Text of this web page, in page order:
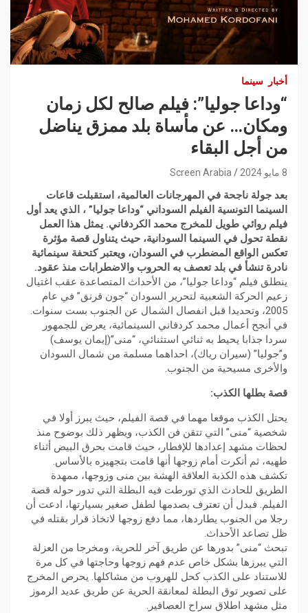
أخبار سينما
“وداعا جوليا”: فيلم صالح لكل زمان
ومكان… عن مأساة بلد ممزق يناضل
من أجل البقاء
8 مايو 2024 Screen Arabia
بعد جولة ناجحة في المهرجانات العالمية، استقبلت قاعات
السينما التونسية الفيلم السوداني “وداعا جوليا” ، الذي يعد أول
فيلم روائي طويل للمخرج محمد الكردفاني. يمثل هذا العمل
نقطة تحول في السينما السودانية، حيث يتناول قصة مؤثرة
تعكس الواقع المضطرب في السودان، ويعتبر كتحفة سينمائية
نادرة تنشأ في بلد تعصف به الحروب والاضطرابات منذ عقود.
ينطلق فيلم “وداعا جوليا”، من الأحداث المتصاعدة عقب اغتيال
زعيم الحركة الشعبية لتحرير السودان “جون قرنق” في عام
2005، وتحديدا قبل انفصال الشمال عن الجنوب بست سنوات.
في أنجح أعمال محمد كردفاني السينمائية، يعرض للجمهور
سردا جذابا يحيط به ثنائي استثنائي، “منى”(إيمان يوسف)
و”جوليا” (سيران رياك)، احداهما مسلمة من شمال السودان
والأخرى مسيحية من الجنوب.
قصة بطلها الكذب:
يحتل الكذب موقعا مهما في قصة الفيلم، حيث يبرز أولا في
شخصية “منى” التي تتقن فن الكذب، ويظهر ذلك بوضوح منذ
لحظات مشهد إعدادها للإفطار، حيث قامت بحرق البيض أثناء
طهيه، ثم أنكرت أمام زوجها أنها قامت بتجهيزه بالأساس.
تكشف هذه الكذبة العلاقة الهشة بين منى وزوجها، ممهدة
الطريق للحادث الذي تورطت فيه البطلة التي تدور حوله قصة
الفيلم. فبدل أن تعترف بصدمها لطفل صغير بسيارتها، ادعت أن
رجلا من الجنوب يطاردها، مما دفع زوجها لاتخاذ قرار بقتله في
ظل تصاعد الأحداث.
تبحث “منى” بدورها عن طريق آخر للحرية، ومخرجا من العزلة
التي يبرزها بشكل خاص عدم فهم زوجها وحاجتها في كل مرة
للاستناد على الكذب كحل للهروب من مشاكلها. يحرص المخرج
على تصوير توق البطلة لمعانقة الحرية عن طريق عديد الرموز
مثل مشهد اطلاق سراح العصافير.